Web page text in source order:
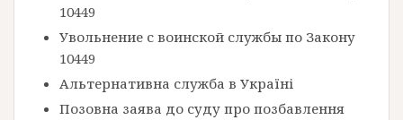
10449
Увольнение с воинской службы по Закону
10449
Альтернативна служба в Україні
Позовна заява до суду про позбавлення